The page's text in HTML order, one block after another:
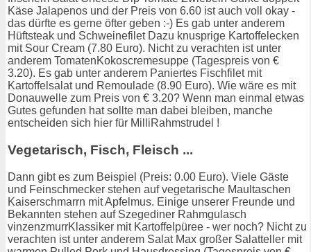
Käse Jalapenos und der Preis von 6.60 ist auch voll okay -
das dürfte es gerne öfter geben :-) Es gab unter anderem
Hüftsteak und Schweinefilet Dazu knusprige Kartoffelecken
mit Sour Cream (7.80 Euro). Nicht zu verachten ist unter
anderem TomatenKokoscremesuppe (Tagespreis von €
3.20). Es gab unter anderem Paniertes Fischfilet mit
Kartoffelsalat und Remoulade (8.90 Euro). Wie wäre es mit
Donauwelle zum Preis von € 3.20? Wenn man einmal etwas
Gutes gefunden hat sollte man dabei bleiben, manche
entscheiden sich hier für MilliRahmstrudel !
Vegetarisch, Fisch, Fleisch ...
Dann gibt es zum Beispiel (Preis: 0.00 Euro). Viele Gäste
und Feinschmecker stehen auf vegetarische Maultaschen
Kaiserschmarrn mit Apfelmus. Einige unserer Freunde und
Bekannten stehen auf Szegediner Rahmgulasch
vinzenzmurrKlassiker mit Kartoffelpüree - wer noch? Nicht zu
verachten ist unter anderem Salat Max großer Salatteller mit